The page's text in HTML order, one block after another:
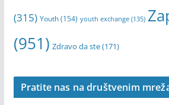
(315) Youth(154) youth exchange(135)
(951) Zdravo da ste(171)
Pratite nas na društvenim